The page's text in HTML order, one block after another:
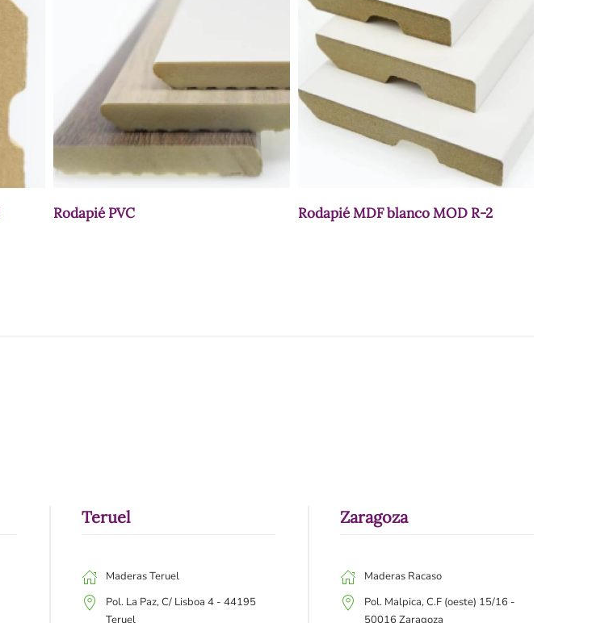
Rodapié PVC Rodapié MDF blanco MOD R-2
Teruel
Maderas Teruel
Pol. La Paz, C/ Lisboa 4 - 44195
Teruel
Zaragoza
Maderas Racaso
Pol. Malpica, C.F (oeste) 15/16 -
50016 Zaragoza